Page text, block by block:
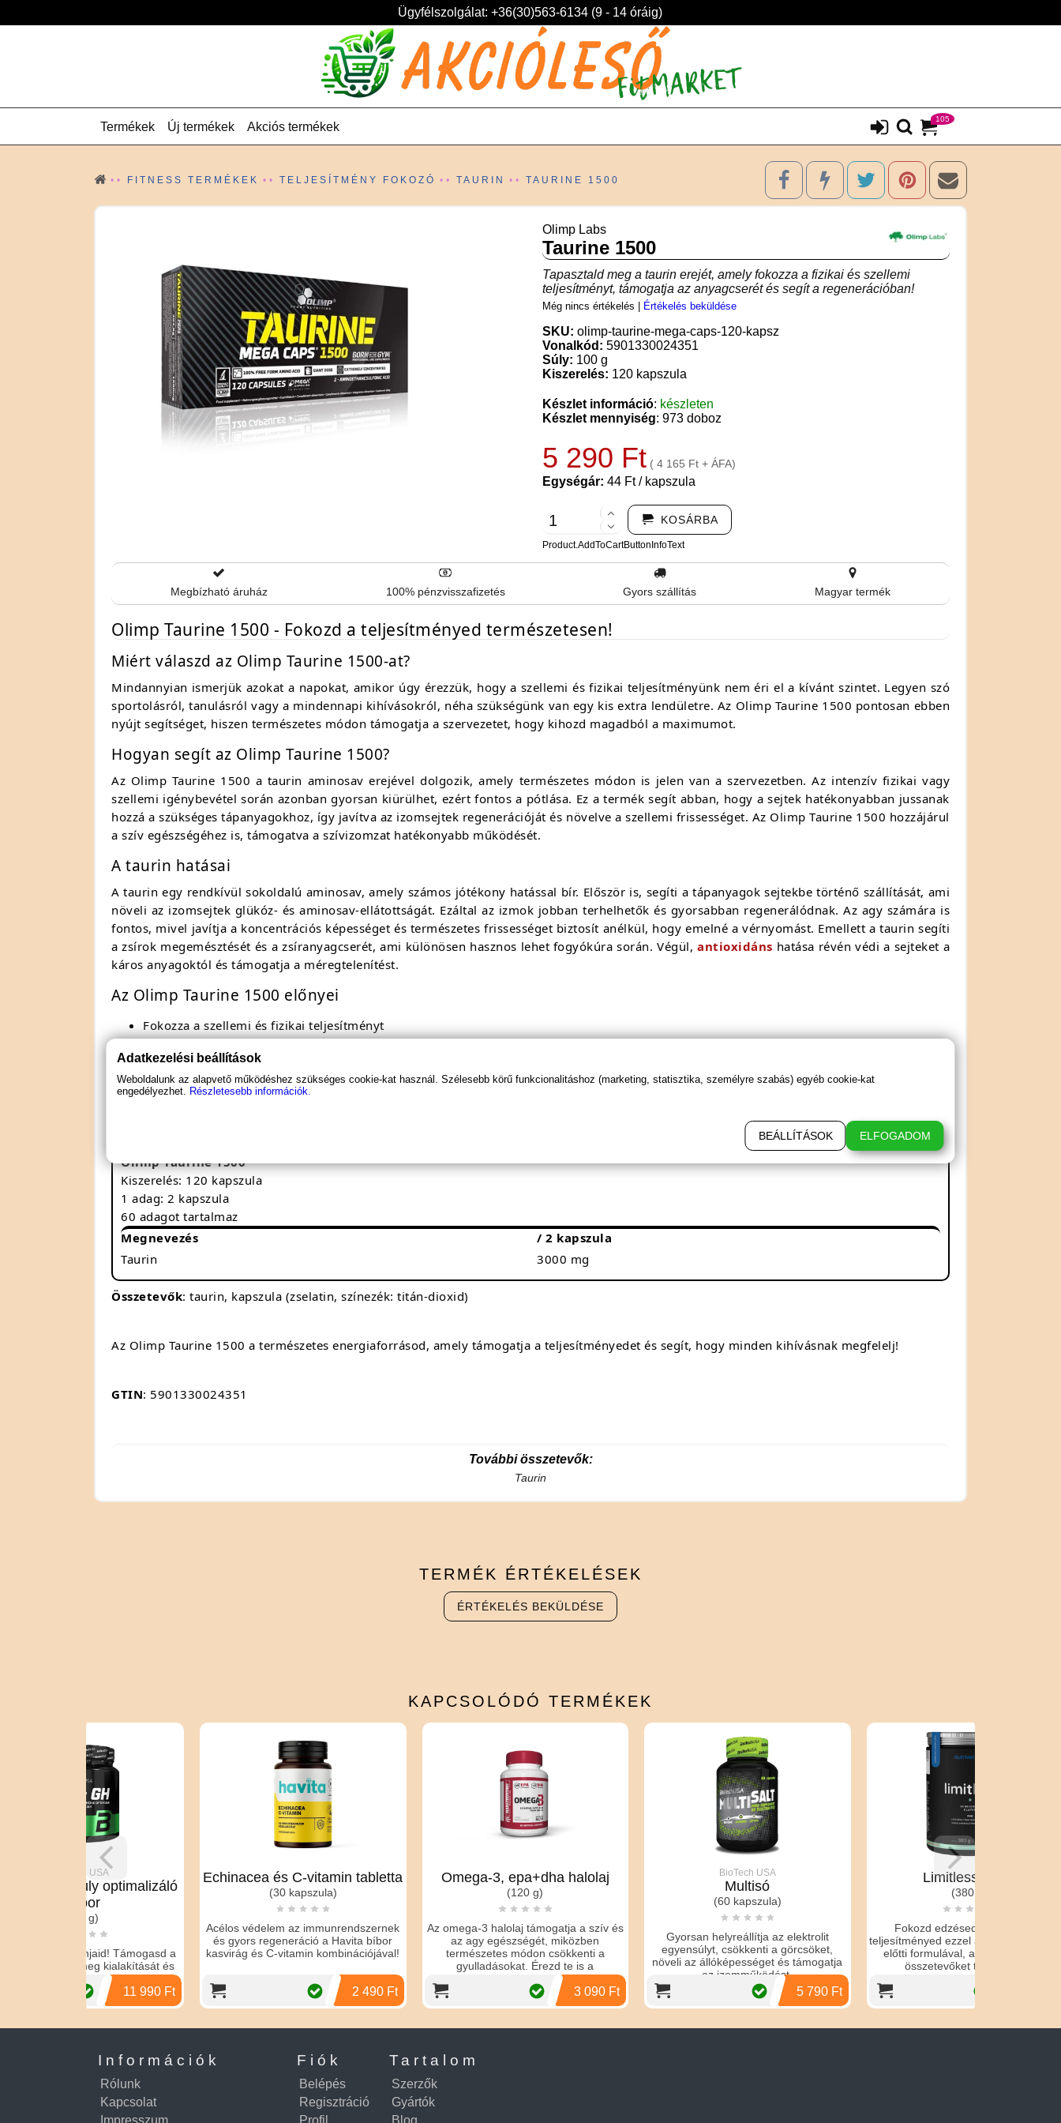
Ügyfélszolgálat: +36(30)563-6134 (9 - 14 óráig)
105
Termékek Új termékek Akciós termékek
FITNESS TERMÉKEK TELJESÍTMÉNY FOKOZÓ TAURIN TAURINE 1500
Olimp Labs
Taurine 1500
Tapasztald meg a taurin erejét, amely fokozza a fizikai és szellemi
teljesítményt, támogatja az anyagcserét és segít a regenerációban!
Még nincs értékelés Értékelés beküldése
SKU: olimp-taurine-mega-caps-120-kapsz
Vonalkód: 5901330024351
Súly: 100 g
Kiszerelés: 120 kapszula
Készlet információ: készleten
Készlet mennyiség: 973 doboz
5 290 Ft ( 4 165 Ft + ÁFA)
Egységár: 44 Ft / kapszula
KOSÁRBA
Product.AddToCartButtonInfoText
Megbízható áruház 100% pénzvisszafizetés Gyors szállítás Magyar termék
Olimp Taurine 1500 - Fokozd a teljesítményed természetesen!
Miért válaszd az Olimp Taurine 1500-at?
Mindannyian ismerjük azokat a napokat, amikor úgy érezzük, hogy a szellemi és fizikai teljesítményünk nem éri el a kívánt szintet. Legyen szó
sportolásról, tanulásról vagy a mindennapi kihívásokról, néha szükségünk van egy kis extra lendületre. Az Olimp Taurine 1500 pontosan ebben
nyújt segítséget, hiszen természetes módon támogatja a szervezetet, hogy kihozd magadból a maximumot.
Hogyan segít az Olimp Taurine 1500?
Az Olimp Taurine 1500 a taurin aminosav erejével dolgozik, amely természetes módon is jelen van a szervezetben. Az intenzív fizikai vagy
szellemi igénybevétel során azonban gyorsan kiürülhet, ezért fontos a pótlása. Ez a termék segít abban, hogy a sejtek hatékonyabban jussanak
hozzá a szükséges tápanyagokhoz, így javítva az izomsejtek regenerációját és növelve a szellemi frissességet. Az Olimp Taurine 1500 hozzájárul
a szív egészségéhez is, támogatva a szívizomzat hatékonyabb működését.
A taurin hatásai
A taurin egy rendkívül sokoldalú aminosav, amely számos jótékony hatással bír. Először is, segíti a tápanyagok sejtekbe történő szállítását, ami
növeli az izomsejtek glükóz- és aminosav-ellátottságát. Ezáltal az izmok jobban terhelhetők és gyorsabban regenerálódnak. Az agy számára is
fontos, mivel javítja a koncentrációs képességet és természetes frissességet biztosít anélkül, hogy emelné a vérnyomást. Emellett a taurin segíti
a zsírok megemésztését és a zsíranyagcserét, ami különösen hasznos lehet fogyókúra során. Végül,antioxidáns hatása révén védi a sejteket a
káros anyagoktól és támogatja a méregtelenítést.
Az Olimp Taurine 1500 előnyei
Fokozza a szellemi és fizikai teljesítményt
Támogatja a szív egészségét
Javítja a tápanyagok hasznosulását
Segít a zsíranyagcserében és a fogyásban
Antioxidáns hatásával védi a sejteket
Olimp Taurine 1500
Kiszerelés: 120 kapszula
1 adag: 2 kapszula
60 adagot tartalmaz
Megnevezés
/ 2 kapszula
Taurin
3000 mg
Összetevők: taurin, kapszula (zselatin, színezék: titán-dioxid)
Az Olimp Taurine 1500 a természetes energiaforrásod, amely támogatja a teljesítményedet és segít, hogy minden kihívásnak megfelelj!
GTIN: 5901330024351
További összetevők:
Taurin
TERMÉK ÉRTÉKELÉSEK
ÉRTÉKELÉS BEKÜLDÉSE
KAPCSOLÓDÓ TERMÉKEK
Echinacea és C-vitamin tabletta
(30 kapszula)
Acélos védelem az immunrendszernek
és gyors regeneráció a Havita bíbor
kasvirág és C-vitamin kombinációjával!
Omega-3, epa+dha halolaj
Az omega-3 halolaj támogatja a szív és
az agy egészségét, miközben
természetes módon csökkenti a
gyulladásokat. Érezd te is a
különbséget!
Gyorsan helyreállítja az elektrolit
egyensúlyt, csökkenti a görcsöket,
növeli az állóképességet és támogatja
az izomműködést.
Fokozd edzésed energiáját és
teljesítményed ezzel a különleges edzés
előtti formulával, ami a legerősebb
összetevőket tartalmazza.
Információk
Rólunk
Kapcsolat
Impresszum
Fiók
Belépés
Regisztráció
Profil
Tartalom
Szerzők
Gyártók
Blog
Adatkezelési beállítások
Weboldalunk az alapvető működéshez szükséges cookie-kat használ. Szélesebb körű funkcionalitáshoz (marketing, statisztika, személyre szabás) egyéb cookie-kat
engedélyezhet. Részletesebb információk.
BEÁLLÍTÁSOK ELFOGADOM